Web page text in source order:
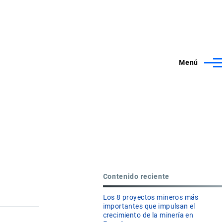
Menú
Contenido reciente
Los 8 proyectos mineros más
importantes que impulsan el
crecimiento de la minería en